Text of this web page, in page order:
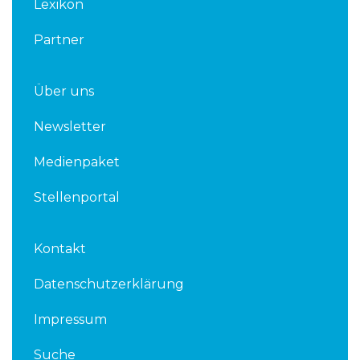
Lexikon
Partner
Über uns
Newsletter
Medienpaket
Stellenportal
Kontakt
Datenschutzerklärung
Impressum
Suche